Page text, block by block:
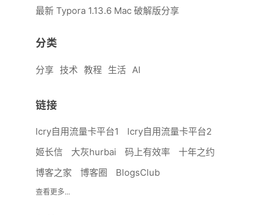
最新 Typora 1.13.6 Mac 破解版分享
分类
分享 技术 教程 生活 AI
链接
lcry自用流量卡平台1
lcry自用流量卡平台2
姬长信
大灰hurbai 码上有效率
十年之约
博客之家
博客圈 BlogsClub
查看更多...